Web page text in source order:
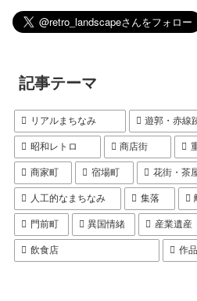
記事テーマ
リアルまちなみ 遊郭・赤線
昭和レトロ 商店街
商家町 宿場町 花街・茶
人工的なまちなみ 集落
門前町 異国情緒 産業遺産
飲食店 作